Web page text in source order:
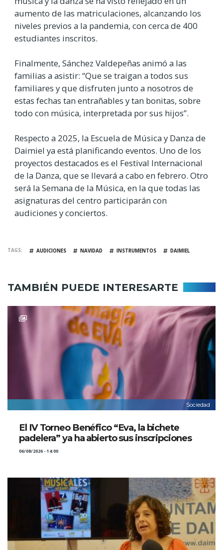
aumento de las matriculaciones, alcanzando los
niveles previos a la pandemia, con cerca de 400
estudiantes inscritos.
Finalmente, Sánchez Valdepeñas animó a las
familias a asistir: “Que se traigan a todos sus
familiares y que disfruten junto a nosotros de
estas fechas tan entrañables y tan bonitas, sobre
todo con música, interpretada por sus hijos”.
Respecto a 2025, la Escuela de Música y Danza de
Daimiel ya está planificando eventos. Uno de los
proyectos destacados es el Festival Internacional
de la Danza, que se llevará a cabo en febrero. Otro
será la Semana de la Música, en la que todas las
asignaturas del centro participarán con
audiciones y conciertos.
TAGS AUDICIONES NAVIDAD INSTRUMENTOS DAIMIEL
TAMBIÉN PUEDE INTERESARTE
Sociedad
El IV Torneo Benéfico “Eva, la bichete
padelera” ya ha abierto sus inscripciones
06/08/2026 - 14:00